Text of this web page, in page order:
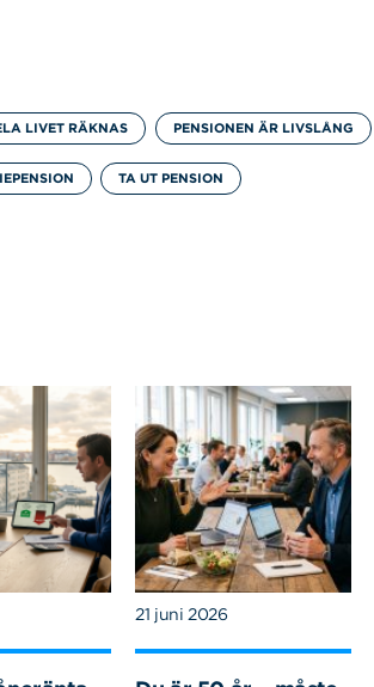
LIVET RÄKNAS PENSIONEN ÄR LIVSLÅNG
TA UT PENSION
21 juni 2026